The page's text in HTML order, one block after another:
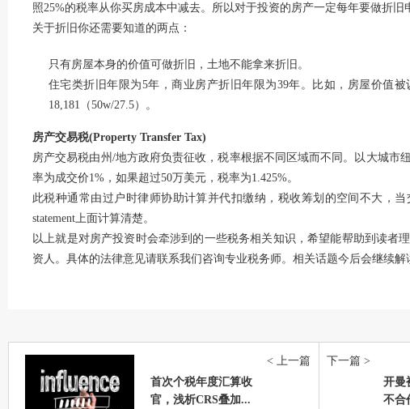
照25%的税率从你买房成本中减去。所以对于投资的房产一定每年要做折旧
关于折旧你还需要知道的两点：
只有房屋本身的价值可做折旧，土地不能拿来折旧。
住宅类折旧年限为5年，商业房产折旧年限为39年。比如，房屋价值
18,181（50w/27.5）。
房产交易税(Property Transfer Tax)
房产交易税由州/地方政府负责征收，税率根据不同区域而不同。以大城市
率为成交价1%，如果超过50万美元，税率为1.425%。
此税种通常由过户时律师协助计算并代扣缴纳，税收筹划的空间不大，
statement上面计算清楚。
以上就是对房产投资时会牵涉到的一些税务相关知识，希望能帮助到读者
资人。具体的法律意见请联系我们咨询专业税务师。相关话题今后会继续解
首次个税年度汇算收
官，浅析CRS叠加...
< 上一篇
开曼
不合
下一篇 >